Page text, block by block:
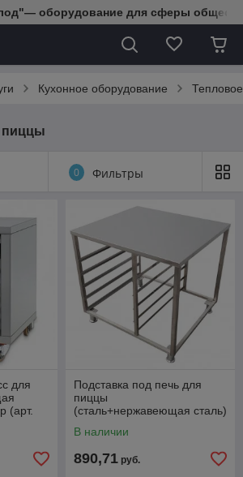
оборудование для сферы
Кухонное оборудование
пиццы
0 Фильтры
для
(арт.
Подставка под печь для
пиццы
(сталь+нержавеющая сталь)
В наличии
890,71 руб.